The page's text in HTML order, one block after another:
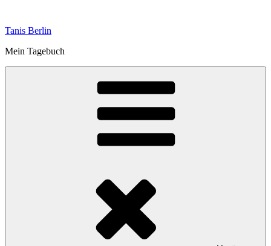
springen
Tanis Berlin
Mein Tagebuch